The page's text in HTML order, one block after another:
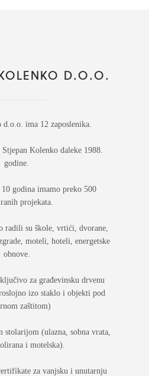
D.O.O.
ima 12 zaposlenika.
Stjepan Kolenko daleke 1988.
godine.
godina imamo preko 500
projekata.
radili su škole, vrtići, dvorane,
moteli, hoteli, energetske
obnove.
za građevinsku drvenu
izo staklo i objekti pod
zaštitom)
stolarijom (ulazna, sobna vrata,
i motelska).
za vanjsku i unutarnju